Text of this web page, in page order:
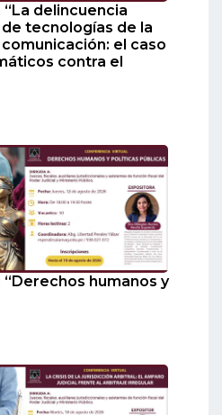
delincuencia
tecnologías de la
el caso
contra el
humanos y